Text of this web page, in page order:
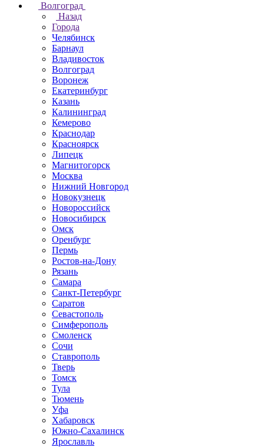
Волгоград
Назад
Города
Челябинск
Барнаул
Владивосток
Волгоград
Воронеж
Екатеринбург
Казань
Калининград
Кемерово
Краснодар
Красноярск
Липецк
Магнитогорск
Москва
Нижний Новгород
Новокузнецк
Новороссийск
Новосибирск
Омск
Оренбург
Пермь
Ростов-на-Дону
Рязань
Самара
Санкт-Петербург
Саратов
Севастополь
Симферополь
Смоленск
Сочи
Ставрополь
Тверь
Томск
Тула
Тюмень
Уфа
Хабаровск
Южно-Сахалинск
Ярославль